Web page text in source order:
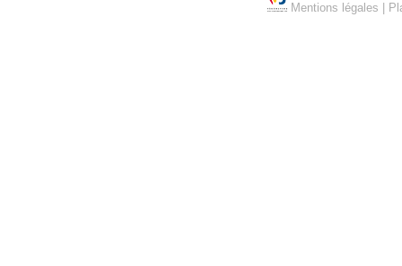
Mentions légales